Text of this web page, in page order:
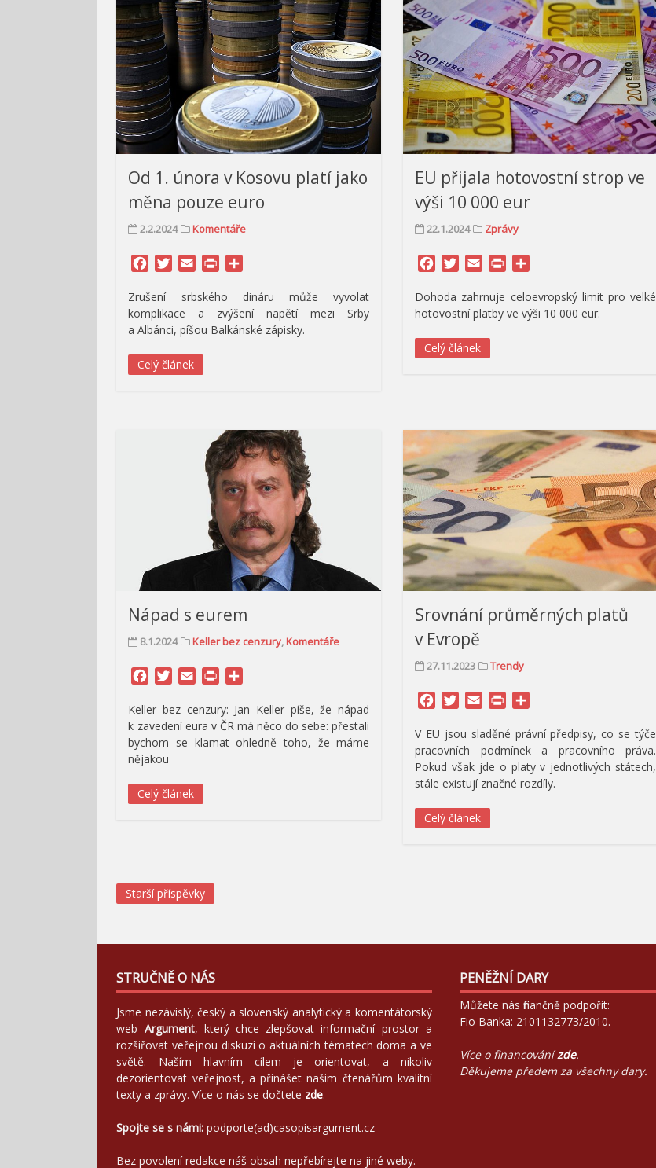
Od 1. února v Kosovu platí jako
měna pouze euro
2.2.2024 Komentáře
Facebook
Twitter
Email Print
Zrušení srbského dináru může vyvolat
komplikace a zvýšení napětí mezi Srby
a Albánci, píšou Balkánské zápisky.
Celý článek
EU přijala hotovostní strop ve
výši 10 000 eur
22.1.2024 Zprávy
Facebook
Twitter
Email Print
Dohoda zahrnuje celoevropský limit pro velké
hotovostní platby ve výši 10 000 eur.
Celý článek
Nápad s eurem
8.1.2024 Keller bez cenzury,Komentáře
Facebook
Twitter
Email Print
Keller bez cenzury: Jan Keller píše, že nápad
k zavedení eura v ČR má něco do sebe: přestali
bychom se klamat ohledně toho, že máme
nějakou
Celý článek
Srovnání průměrných platů
v Evropě
27.11.2023 Trendy
Facebook
Twitter
Email Print
V EU jsou sladěné právní předpisy, co se týče
pracovních podmínek a pracovního práva.
Pokud však jde o platy v jednotlivých státech,
stále existují značné rozdíly.
Celý článek
Navigace
příspěvky
Starší příspěvky
STRUČNĚ O NÁS
Jsme nezávislý, český a slovenský analytický a komentátorský
web Argument, který chce zlepšovat informační prostor a
rozšiřovat veřejnou diskuzi o aktuálních tématech doma a ve
světě. Naším hlavním cílem je orientovat, a nikoliv
dezorientovat veřejnost, a přinášet našim čtenářům kvalitní
texty a zprávy. Více o nás se dočtete zde.
Spojte se s námi: podporte(ad)casopisargument.cz
Bez povolení redakce náš obsah nepřebírejte na jiné weby.
PENĚŽNÍ DARY
Můžete nás finančně podpořit:
Fio Banka: 2101132773/2010.
Více o financovánízde.
Děkujeme předem za všechny dary.